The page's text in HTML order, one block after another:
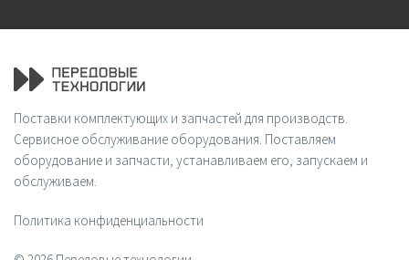
Поставки комплектующих и запчастей для производств.
Сервисное обслуживание оборудования. Поставляем
оборудование и запчасти, устанавливаем его, запускаем и
обслуживаем.
Политика конфиденциальности